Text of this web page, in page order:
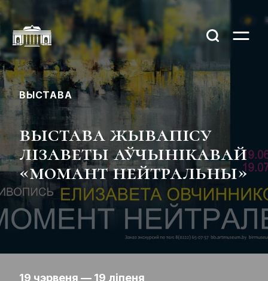
ВЫСТАВА
выстава жывапісу
лізаветы аўчынікавай
«момант нейтральны»
19 чэрвеня — 19 ліпеня